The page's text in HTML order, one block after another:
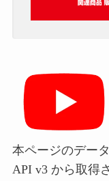
本ページのデー
API v3 から取得